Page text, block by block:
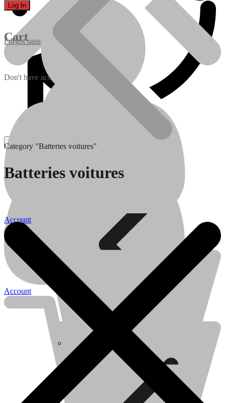
Électricité
Account
Cart
Forgot password?
Don't have account yet? Sign up
Électricité
Account
Category "Batteries voitures"
Batteries voitures